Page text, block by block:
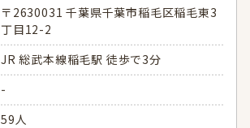
〒2630031 千葉県千葉市稲毛区稲毛東3
丁目12-2
JR 総武本線稲毛駅 徒歩で3分
-
59人